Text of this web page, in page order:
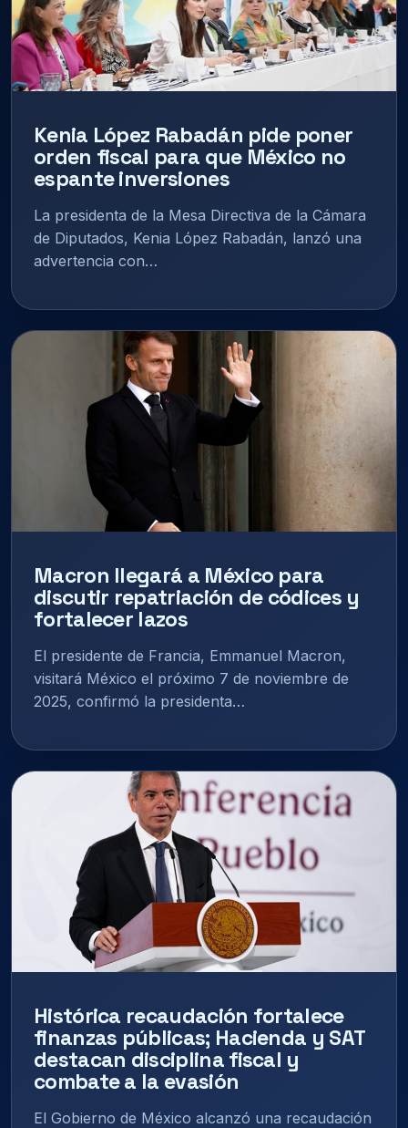
Kenia López Rabadán pide poner
orden fiscal para que México no
espante inversiones
La presidenta de la Mesa Directiva de la Cámara
de Diputados, Kenia López Rabadán, lanzó una
advertencia con…
Macron llegará a México para
discutir repatriación de códices y
fortalecer lazos
El presidente de Francia, Emmanuel Macron,
visitará México el próximo 7 de noviembre de
2025, confirmó la presidenta…
Histórica recaudación fortalece
finanzas públicas; Hacienda y SAT
destacan disciplina fiscal y
combate a la evasión
El Gobierno de México alcanzó una recaudación